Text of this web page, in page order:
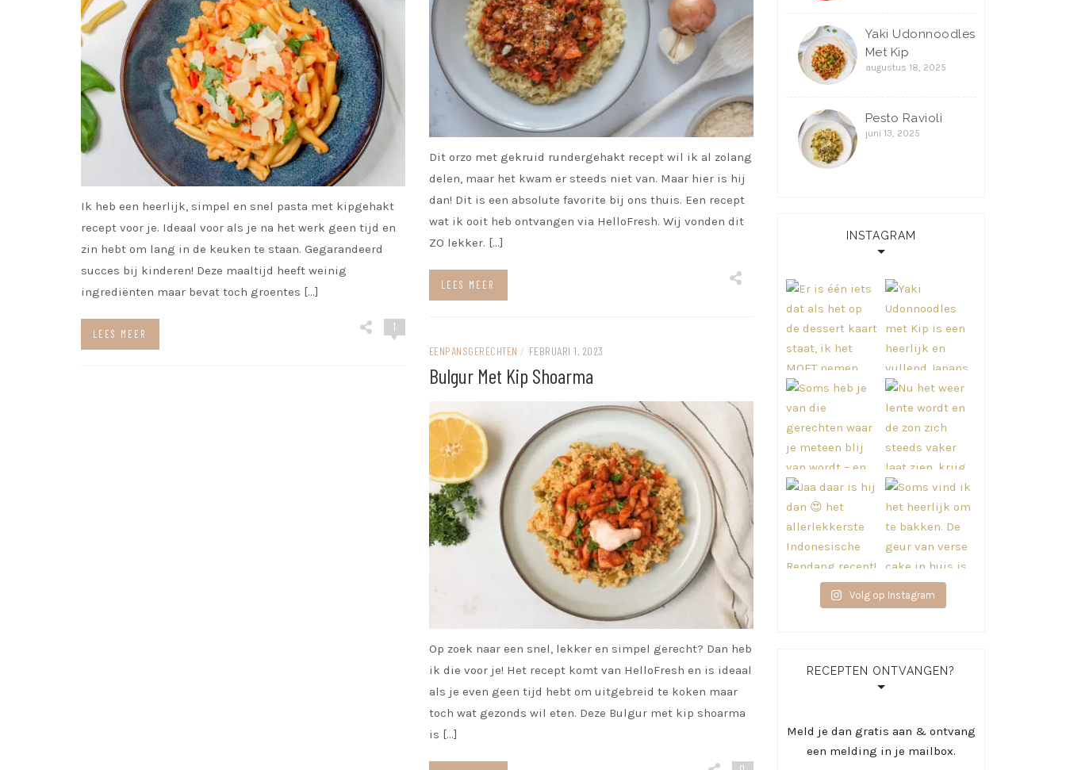
Dit orzo met gekruid rundergehakt recept wil ik al zolang
delen, maar het kwam er steeds niet van. Maar hier is hij
dan! Dit is een absolute favorite bij ons thuis. Een recept
wat ik ooit heb ontvangen via HelloFresh. Wij vonden dit
ZO lekker. […]
LEES MEER
Ik heb een heerlijk, simpel en snel pasta met kipgehakt
recept voor je. Ideaal voor als je na het werk geen tijd en
zin hebt om lang in de keuken te staan. Gegarandeerd
succes bij kinderen! Deze maaltijd heeft weinig
ingrediënten maar bevat toch groentes […]
LEES MEER
1
EENPANSGERECHTEN / FEBRUARI 1, 2023
Bulgur Met Kip Shoarma
Op zoek naar een snel, lekker en simpel gerecht? Dan heb
ik die voor je! Het recept komt van HelloFresh en is ideaal
als je even geen tijd hebt om uitgebreid te koken maar
toch wat gezonds wil eten. Deze Bulgur met kip shoarma
is […]
Yaki Udonnoodles
Met Kip
augustus 18, 2025
Pesto Ravioli
juni 13, 2025
INSTAGRAM
Volg op Instagram
RECEPTEN ONTVANGEN?
Meld je dan gratis aan & ontvang
een melding in je mailbox.